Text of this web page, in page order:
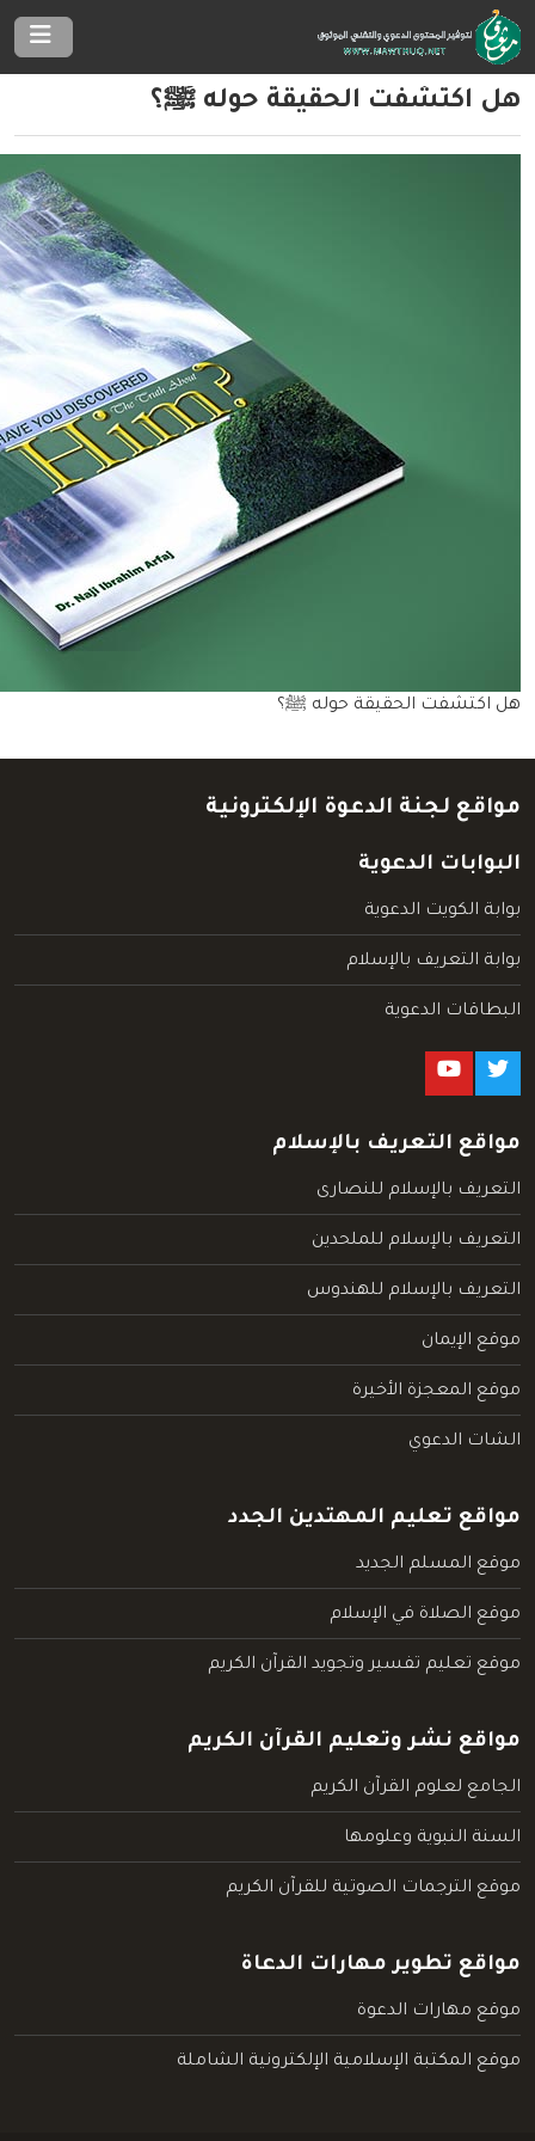
هل اكتشفت الحقيقة حوله ﷺ؟
هل اكتشفت الحقيقة حوله ﷺ؟
مواقع لجنة الدعوة الإلكترونية
البوابات الدعوية
بوابة الكويت الدعوية
بوابة التعريف بالإسلام
البطاقات الدعوية
مواقع التعريف بالإسلام
التعريف بالإسلام للنصارى
التعريف بالإسلام للملحدين
التعريف بالإسلام للهندوس
موقع الإيمان
موقع المعجزة الأخيرة
الشات الدعوي
مواقع تعليم المهتدين الجدد
موقع المسلم الجديد
موقع الصلاة في الإسلام
موقع تعليم تفسير وتجويد القرآن الكريم
مواقع نشر وتعليم القرآن الكريم
الجامع لعلوم القرآن الكريم
السنة النبوية وعلومها
موقع الترجمات الصوتية للقرآن الكريم
مواقع تطوير مهارات الدعاة
موقع مهارات الدعوة
موقع المكتبة الإسلامية الإلكترونية الشاملة